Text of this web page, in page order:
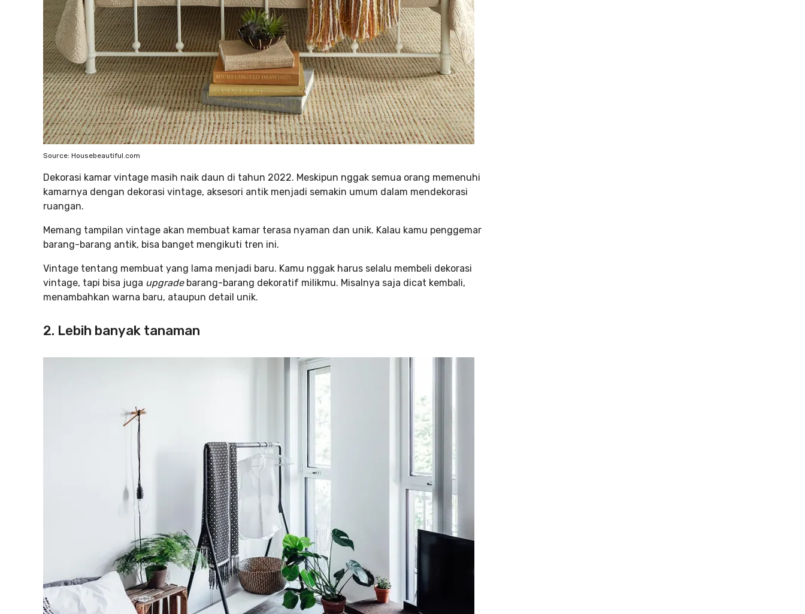
Source: Housebeautiful.com
Dekorasi kamar vintage masih naik daun di tahun 2022. Meskipun nggak semua orang memenuhi
kamarnya dengan dekorasi vintage, aksesori antik menjadi semakin umum dalam mendekorasi
ruangan.
Memang tampilan vintage akan membuat kamar terasa nyaman dan unik. Kalau kamu penggemar
barang-barang antik, bisa banget mengikuti tren ini.
Vintage tentang membuat yang lama menjadi baru. Kamu nggak harus selalu membeli dekorasi
vintage, tapi bisa juga upgrade barang-barang dekoratif milikmu. Misalnya saja dicat kembali,
menambahkan warna baru, ataupun detail unik.
2. Lebih banyak tanaman